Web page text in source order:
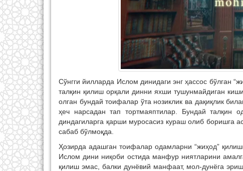
Сўнгги йилларда Ислом динидаги энг ҳассос бўлган
талқин қилиш орқали динни яхши тушунмайдиган
олган бундай тоифалар ўта нозиклик ва дақиқлик
ҳеч нарсадан тап тортмаяптилар. Бундай
диндагиларга қарши муросасиз кураш олиб боришга
сабаб бўлмоқда.
Ҳозирда адашган тоифалар одамларни “жиҳод”
Ислом дини ниқоби остида манфур ниятларини
қилиш эмас, балки дунёвий манфаат, мол-дунёга